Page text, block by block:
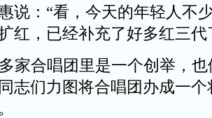
说：“看，今天的年轻人不
红，已经补充了好多红三代
家合唱团里是一个创举，也
志们力图将合唱团办成一